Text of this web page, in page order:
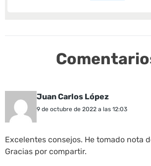
Juan Carlos López
9 de octubre de 2022 a las 12:03
Excelentes consejos. He tomado nota
Gracias por compartir.